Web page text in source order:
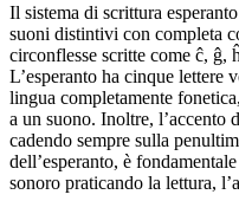
Il sistema di scrittura
suoni distintivi con completa
circonflesse scritte come ĉ, ĝ,
L’esperanto ha cinque lettere
lingua completamente
a un suono. Inoltre, l’accento
cadendo sempre sulla
dell’esperanto, è
sonoro praticando la lettura,